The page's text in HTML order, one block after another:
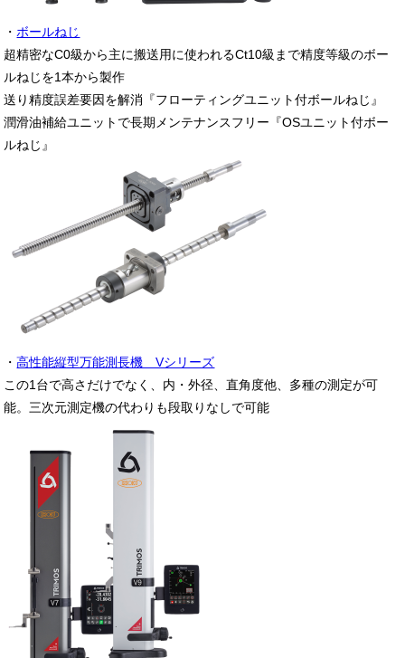
・ ボールねじ
超精密なC0級から主に搬送用に使われるCt10級まで精度等級のボー
ルねじを1本から製作
送り精度誤差要因を解消『フローティングユニット付ボールねじ』
潤滑油補給ユニットで長期メンテナンスフリー『OSユニット付ボー
ルねじ』
・高性能縦型万能測長機 Vシリーズ
この1台で高さだけでなく、内・外径、直角度他、多種の測定が可
能。三次元測定機の代わりも段取りなしで可能